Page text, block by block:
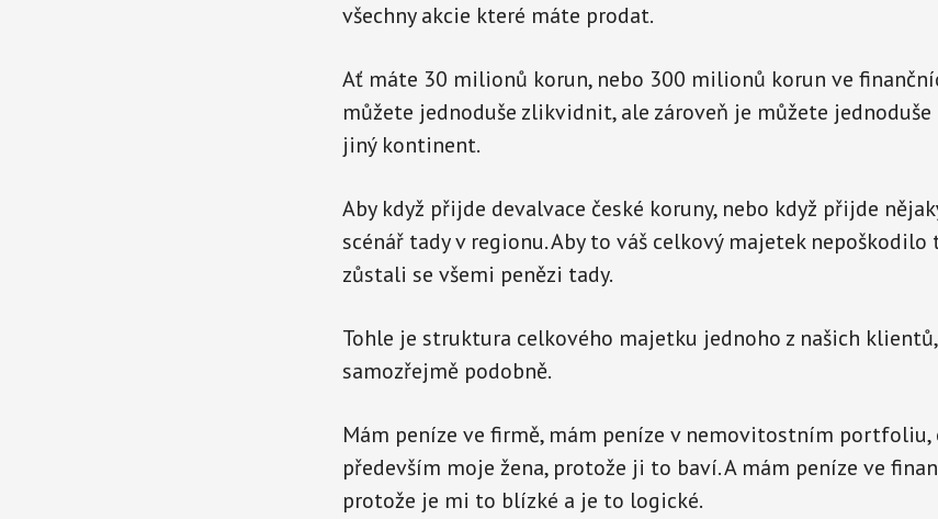
všechny akcie které máte prodat.
Ať máte 30 milionů korun, nebo 300 milionů korun ve
můžete jednoduše zlikvidnit, ale zároveň je můžete
jiný kontinent.
Aby když přijde devalvace české koruny, nebo když přijde
scénář tady v regionu. Aby to váš celkový majetek
zůstali se všemi penězi tady.
Tohle je struktura celkového majetku jednoho z našich
samozřejmě podobně.
Mám peníze ve firmě, mám peníze v nemovitostním portfoliu,
především moje žena, protože ji to baví. A mám peníze ve
protože je mi to blízké a je to logické.